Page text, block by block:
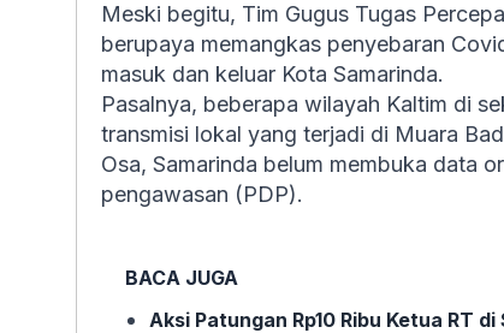
Meski begitu, Tim Gugus Tugas
berupaya memangkas penyebaran
masuk dan keluar Kota Samarinda.
Pasalnya, beberapa wilayah Kaltim di
transmisi lokal yang terjadi di Muara
Osa, Samarinda belum membuka data
pengawasan (PDP).
BACA JUGA
Aksi Patungan Rp10 Ribu Ketua RT